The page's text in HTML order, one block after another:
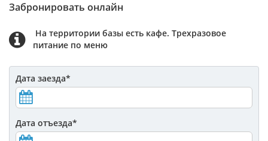
Забронировать онлайн
На территории базы есть кафе. Трехразовое
питание по меню
Дата заезда*
Дата отъезда*